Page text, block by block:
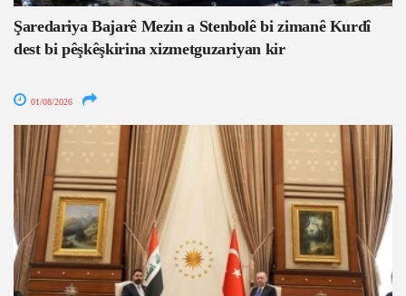
Şaredariya Bajarê Mezin a Stenbolê bi zimanê Kurdî
dest bi pêşkêşkirina xizmetguzariyan kir
01/08/2026